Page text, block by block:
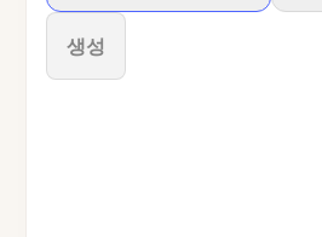
생성